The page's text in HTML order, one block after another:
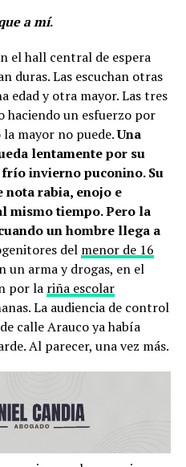
a mí.
el hall central de espera
duras. Las escuchan otras
edad y otra mayor. Las tres
haciendo un esfuerzo por
mayor no puede.Una
lentamente por su
invierno puconino. Su
nota rabia, enojo e
mismo tiempo. Pero la
un hombre llega a
del menor de 16
un arma y drogas, en el
por la riña escolar
La audiencia de control
calle Arauco ya había
Al parecer, una vez más.